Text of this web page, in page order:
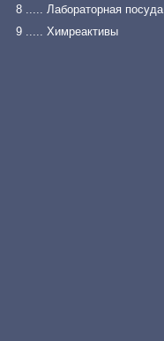
8 ..... Лабораторная посуда
9 ..... Химреактивы